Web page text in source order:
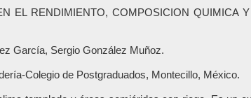
EL RENDIMIENTO, COMPOSICION QUIMICA
García, Sergio González Muñoz.
Colegio de Postgraduados, Montecillo, México.